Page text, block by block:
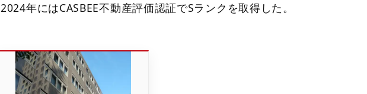
2024年にはCASBEE不動産評価認証でSランクを取得した。